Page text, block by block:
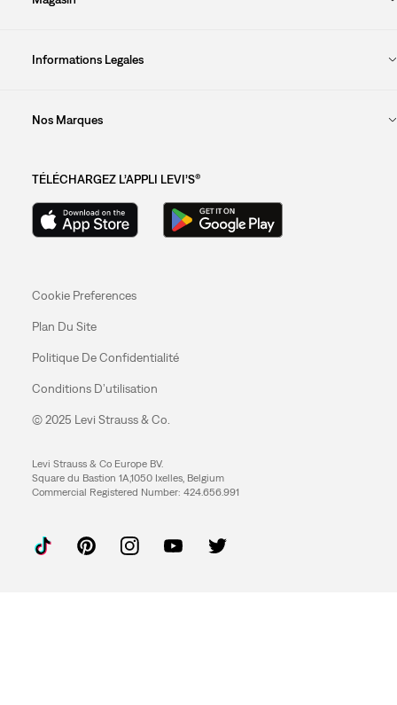
Informations Legales
Nos Marques
TÉLÉCHARGEZ L’APPLI LEVI’S®
Cookie Preferences
Plan Du Site
Politique De Confidentialité
Conditions D’utilisation
© 2025 Levi Strauss & Co.
Levi Strauss & Co Europe BV.
Square du Bastion 1A,1050 Ixelles, Belgium
Commercial Registered Number: 424.656.991